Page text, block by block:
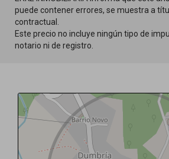
puede contener errores, se muestra a
contractual.
Este precio no incluye ningún tipo de
notario ni de registro.